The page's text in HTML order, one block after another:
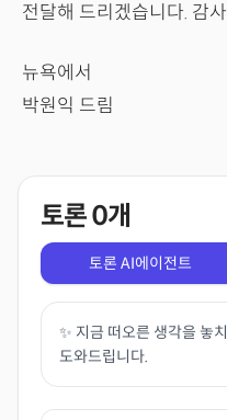
전달해 드리겠습니다. 감
뉴욕에서
박원익 드림
토론0개
토론 AI에이전트
✨ 지금 떠오른 생각을 놓
도와드립니다.